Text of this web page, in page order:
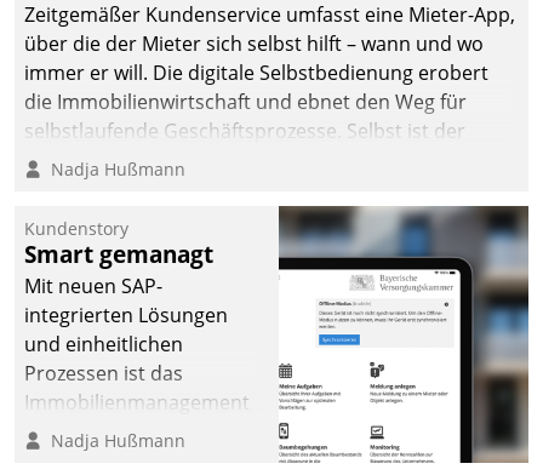
Zeitgemäßer Kundenservice umfasst eine Mieter-App,
über die der Mieter sich selbst hilft – wann und wo
immer er will. Die digitale Selbstbedienung erobert
die Immobilienwirtschaft und ebnet den Weg für
selbstlaufende Geschäftsprozesse. Selbst ist der
Kunde und smart der Serviceanbieter.
Nadja Hußmann
Kundenstory
Smart gemanagt
Mit neuen SAP-
integrierten Lösungen
und einheitlichen
Prozessen ist das
Immobilienmanagement
der Bayerischen
Nadja Hußmann